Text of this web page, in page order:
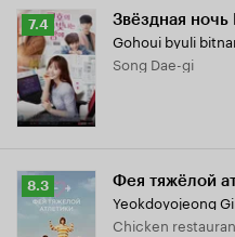
Рейтинг
Кинопоиска
7.4
7.4 Звёздная ночь
Gohoui byuli
Song Dae-gi
Рейтинг
Кинопоиска
8.3 Фея тяжёлой
Yeokdoyojeong
Chicken